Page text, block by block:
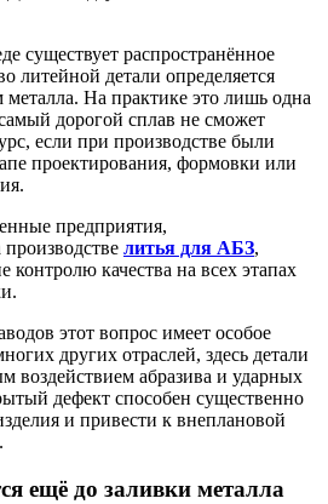
существует распространённое
литейной детали определяется
металла. На практике это лишь одна
дорогой сплав не сможет
если при производстве были
проектирования, формовки или
предприятия,
литья для АБЗ,
контролю качества на всех этапах
этот вопрос имеет особое
других отраслей, здесь детали
воздействием абразива и ударных
дефект способен существенно
и привести к внеплановой
ещё до заливки металла